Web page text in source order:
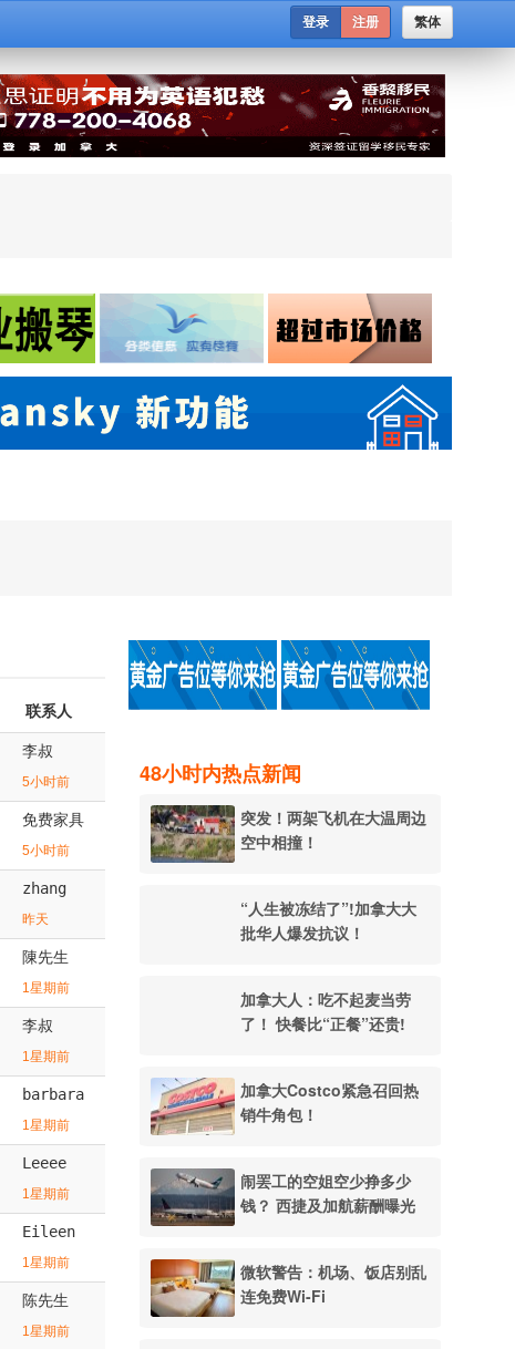
繁体
登录 注册
联系人
李叔
5小时前
免费家具
5小时前
zhang
昨天
陳先生
1星期前
李叔
1星期前
barbara
1星期前
Leeee
1星期前
Eileen
1星期前
陈先生
1星期前
48小时内热点新闻
突发！两架飞机在大温周边
空中相撞！
“人生被冻结了”!加拿大大
批华人爆发抗议！
加拿大人：吃不起麦当劳
了！ 快餐比“正餐”还贵!
加拿大Costco紧急召回热
销牛角包！
闹罢工的空姐空少挣多少
钱？ 西捷及加航薪酬曝光
微软警告：机场、饭店别乱
连免费Wi-Fi